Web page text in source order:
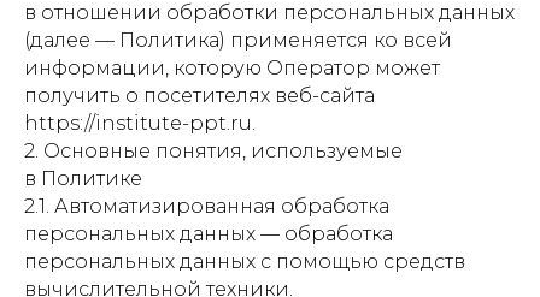
в отношении обработки персональных данных
(далее — Политика) применяется ко всей
информации, которую Оператор может
получить о посетителях веб-сайта
https://institute-ppt.ru.
2. Основные понятия, используемые
в Политике
2.1. Автоматизированная обработка
персональных данных — обработка
персональных данных с помощью средств
вычислительной техники.